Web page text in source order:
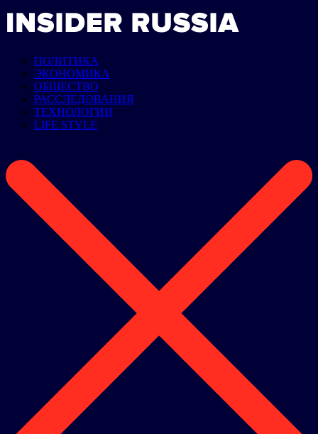
ПОЛИТИКА
ЭКОНОМИКА
ОБЩЕСТВО
РАССЛЕДОВАНИЯ
ТЕХНОЛОГИИ
LIFE STYLE